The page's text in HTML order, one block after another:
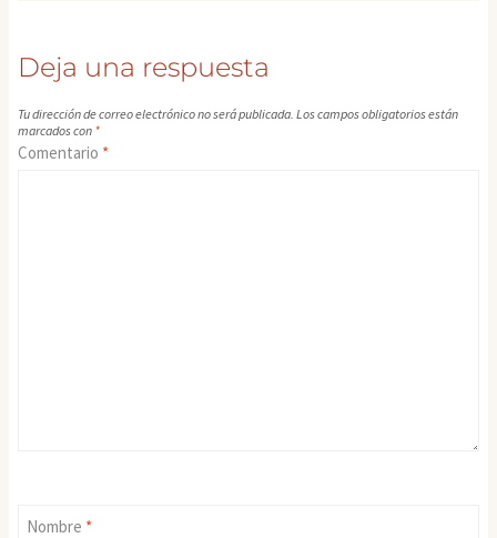
Deja una respuesta
Tu dirección de correo electrónico no será publicada. Los campos obligatorios están
marcados con *
Comentario *
Nombre *